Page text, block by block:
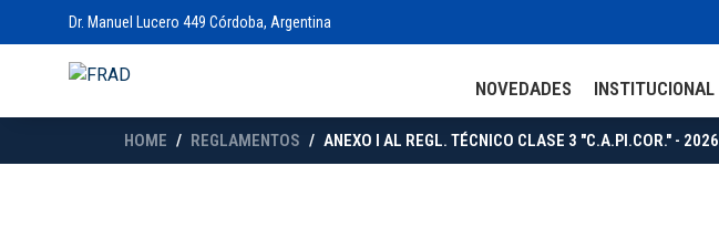
Dr. Manuel Lucero 449 Córdoba, Argentina
NOVEDADES INSTITUCIONAL
HOME REGLAMENTOS ANEXO I AL REGL. TÉCNICO CLASE 3 "C.A.PI.COR." - 2026